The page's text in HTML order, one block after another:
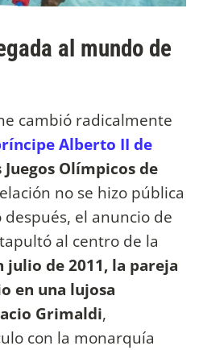
al mundo de
cambió radicalmente
Alberto II de
Olímpicos de
no se hizo pública
el anuncio de
al centro de la
julio de 2011, la pareja
en una lujosa
Grimaldi,
con la monarquía